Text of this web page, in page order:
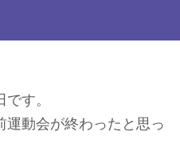
す。
動会が終わったと思っ